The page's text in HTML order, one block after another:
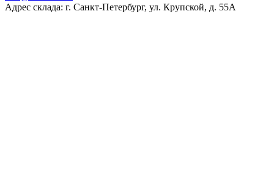
Адрес склада: г. Санкт-Петербург, ул. Крупской, д. 55А